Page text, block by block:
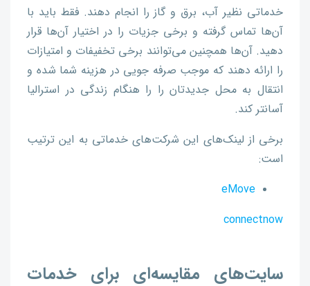
خدماتی نظیر آب، برق و گاز را انجام دهند. فقط باید با
آن‌ها تماس گرفته و برخی جزیات را در اختیار آن‌ها قرار
دهید. آن‌ها همچنین می‌توانند برخی تخفیفات و امتیازات
را ارائه دهند که موجب صرفه جویی در هزینه شما شده و
انتقال به محل جدیدتان را را هنگام زندگی در استرالیا
آسانتر کند.
برخی از لینک‌های این شرکت‌های خدماتی به این ترتیب
است:
eMove
connectnow
سایت‌های مقایسه‌ای برای خدمات